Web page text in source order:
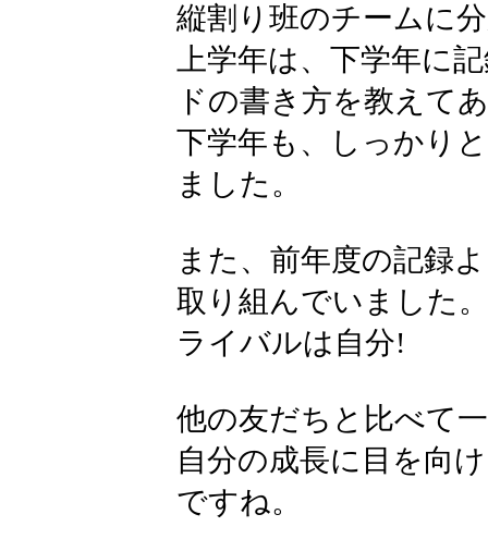
縦割り班のチームに
上学年は、下学年に
ドの書き方を教えて
下学年も、しっかり
ました。
また、前年度の記録
取り組んでいました。
ライバルは自分!
他の友だちと比べて
自分の成長に目を向
ですね。